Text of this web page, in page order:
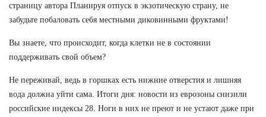
страницу автора Планируя отпуск в экзотическую страну, не
забудьте побаловать себя местными диковинными фруктами!
Вы знаете, что происходит, когда клетки не в состоянии
поддерживать свой объем?
Не переживай, ведь в горшках есть нижние отверстия и лишняя
вода должна уйти сама. Итоги дня: новости из еврозоны снизили
российские индексы 28. Ноги в них не преют и не устают даже при